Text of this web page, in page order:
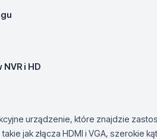
i HD
urządzenie, które znajdzie
jak złącza HDMI i VGA, szerokie